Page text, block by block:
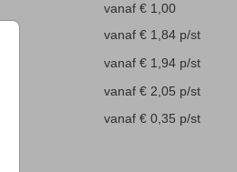
vanaf € 1,00
vanaf € 1,84 p/st
vanaf € 1,94 p/st
vanaf € 2,05 p/st
vanaf € 0,35 p/st